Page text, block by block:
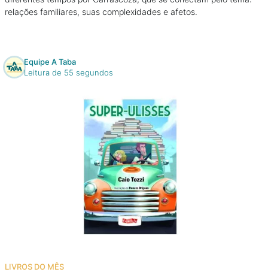
relações familiares, suas complexidades e afetos.
Equipe A Taba
Leitura de 55 segundos
LIVROS DO MÊS